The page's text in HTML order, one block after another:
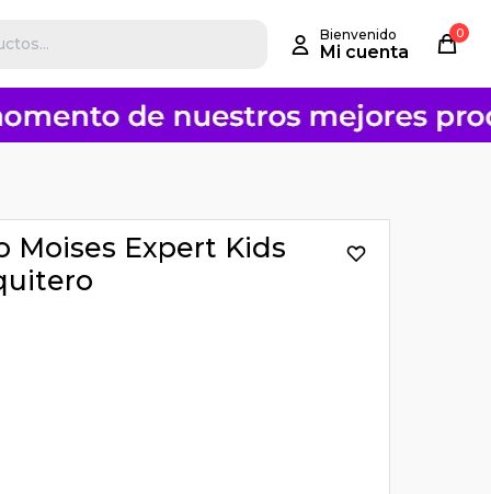
0
Moises Expert Kids